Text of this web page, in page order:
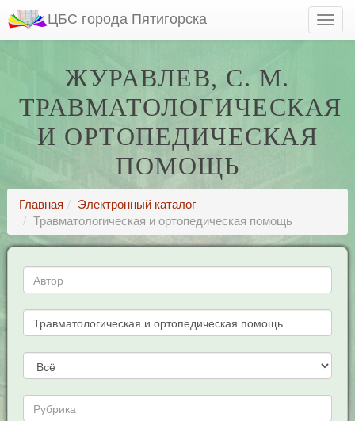
ЦБС города Пятигорска
ЖУРАВЛЕВ, С. М.
ТРАВМАТОЛОГИЧЕСКАЯ
И ОРТОПЕДИЧЕСКАЯ
ПОМОЩЬ
Главная
Электронный каталог
Травматологическая и ортопедическая помощь